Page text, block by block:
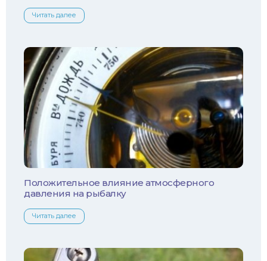
Белый амур
Осетр
Ротан
Сом
Толстолобик
Уклейка
Форель
Хариус
Чехонь
Читать далее
Положительное влияние атмосферного
давления на рыбалку
Читать далее